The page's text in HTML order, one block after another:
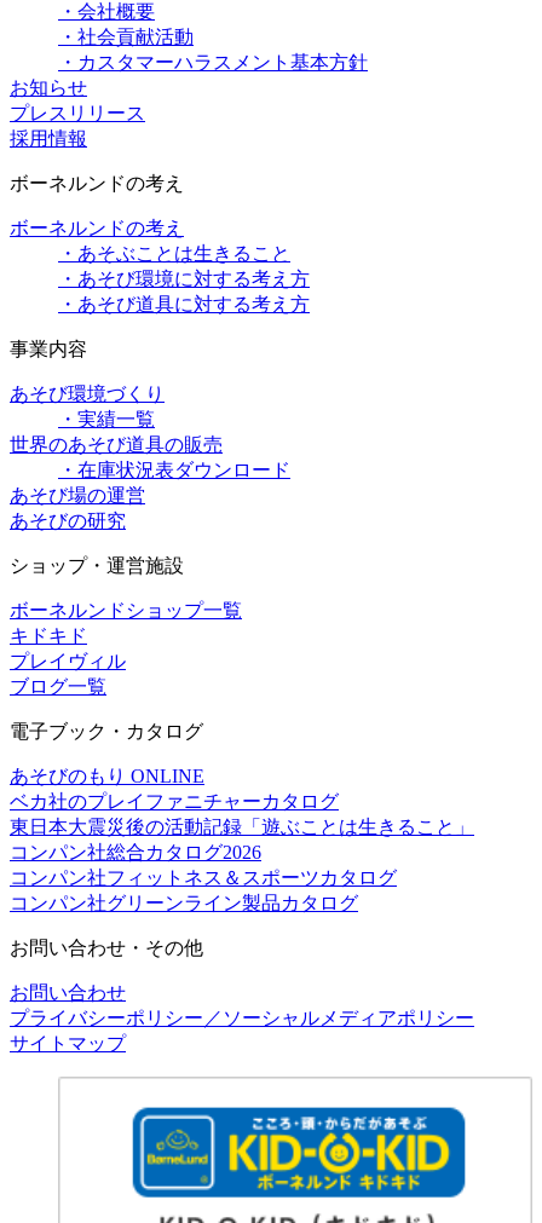
・会社概要
・社会貢献活動
・カスタマーハラスメント基本方針
お知らせ
プレスリリース
採用情報
ボーネルンドの考え
ボーネルンドの考え
・あそぶことは生きること
・あそび環境に対する考え方
・あそび道具に対する考え方
事業内容
あそび環境づくり
・実績一覧
世界のあそび道具の販売
・在庫状況表ダウンロード
あそび場の運営
あそびの研究
ショップ・運営施設
ボーネルンドショップ一覧
キドキド
プレイヴィル
ブログ一覧
電子ブック・カタログ
あそびのもり ONLINE
ベカ社のプレイファニチャーカタログ
東日本大震災後の活動記録「遊ぶことは生きること」
コンパン社総合カタログ2026
コンパン社フィットネス＆スポーツカタログ
コンパン社グリーンライン製品カタログ
お問い合わせ・その他
お問い合わせ
プライバシーポリシー／ソーシャルメディアポリシー
サイトマップ